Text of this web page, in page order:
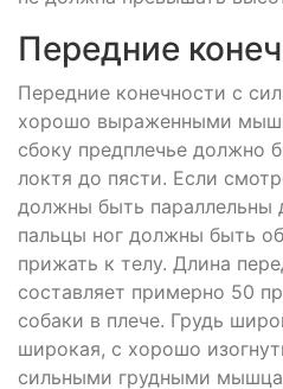
Передние
Передние конечности с
хорошо выраженными
сбоку предплечье должно
локтя до пясти. Если
должны быть параллельны
пальцы ног должны быть
прижать к телу. Длина
составляет примерно 50
собаки в плече. Грудь
широкая, с хорошо
сильными грудными